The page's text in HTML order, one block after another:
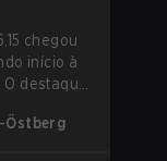
chegou
início à
destaque
trouxe
Östberg